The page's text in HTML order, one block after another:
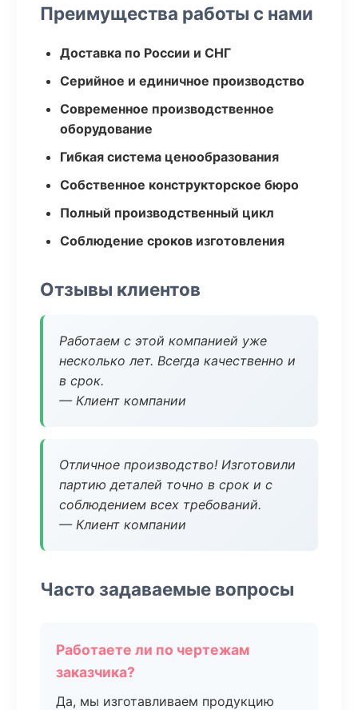
Преимущества работы с нами
Доставка по России и СНГ
Серийное и единичное производство
Современное производственное
оборудование
Гибкая система ценообразования
Собственное конструкторское бюро
Полный производственный цикл
Соблюдение сроков изготовления
Отзывы клиентов
Работаем с этой компанией уже
несколько лет. Всегда качественно и
в срок.
— Клиент компании
Отличное производство! Изготовили
партию деталей точно в срок и с
соблюдением всех требований.
— Клиент компании
Часто задаваемые вопросы
Работаете ли по чертежам
заказчика?
Да, мы изготавливаем продукцию